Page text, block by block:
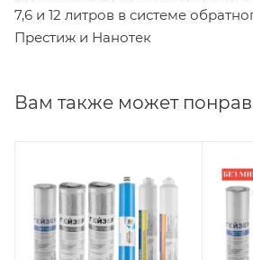
7,6 и 12 литров в системе
Престиж и Нанотек
Вам также может